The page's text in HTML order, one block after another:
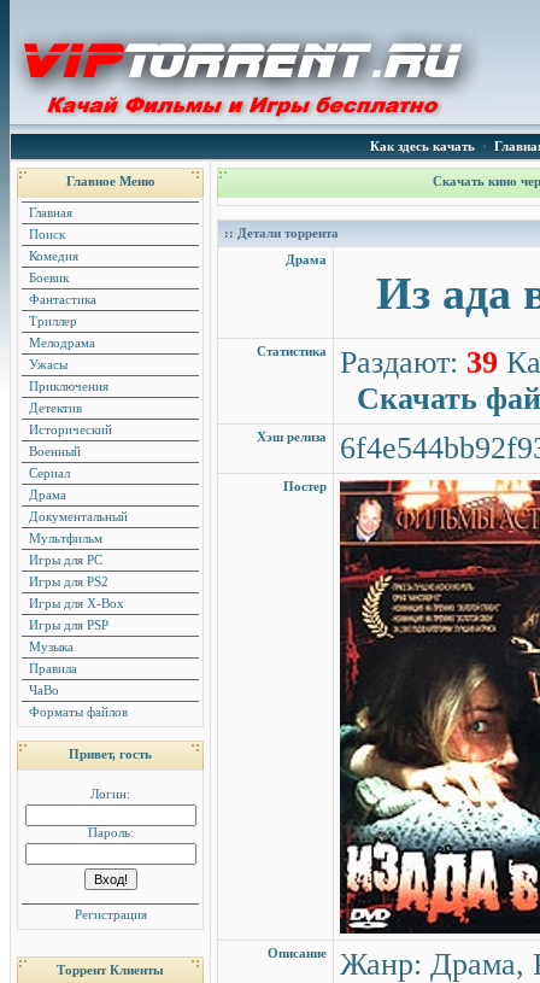
Как здесь качать•
Главное Меню
Главная
Поиск
Комедия
Боевик
Фантастика
Триллер
Мелодрама
Ужасы
Приключения
Детектив
Исторический
Военный
Сериал
Драма
Документальный
Мультфильм
Игры для PC
Игры для PS2
Игры для X-Box
Игры для PSP
Музыка
Правила
ЧаВо
Форматы файлов
Привет, гость
Логин:
Пароль:
Регистрация
Торрент Клиенты
Скачать кино
:: Детали торрента
Драма
Из ада
Статистика Раздают: 39
Скачать
Хэш релиза
Постер
Описание Жанр: Драма,